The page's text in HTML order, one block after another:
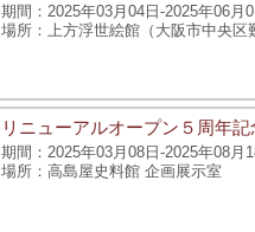
2025年03月04日-2025年06月
上方浮世絵館（大阪市中央区
リニューアルオープン５周年
2025年03月08日-2025年08月
高島屋史料館 企画展示室